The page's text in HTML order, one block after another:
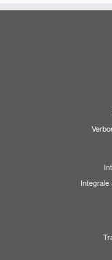
Integrale